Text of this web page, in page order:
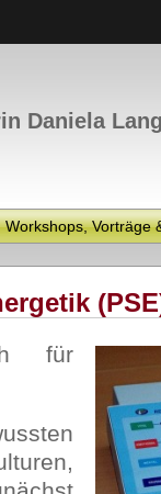
Daniela
Workshops, Vorträge
für